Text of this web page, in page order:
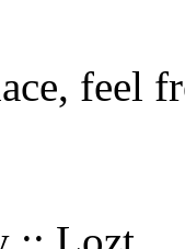
feel